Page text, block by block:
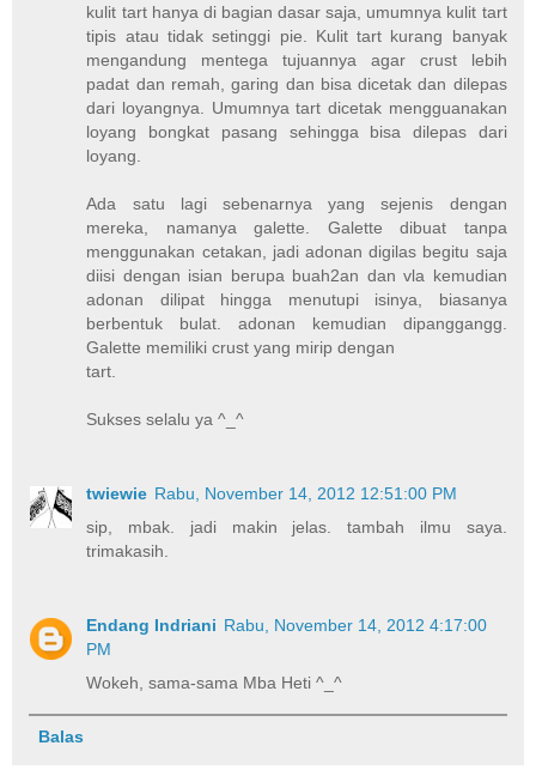
kulit tart hanya di bagian dasar saja, umumnya kulit tart
tipis atau tidak setinggi pie. Kulit tart kurang banyak
mengandung mentega tujuannya agar crust lebih
padat dan remah, garing dan bisa dicetak dan dilepas
dari loyangnya. Umumnya tart dicetak mengguanakan
loyang bongkat pasang sehingga bisa dilepas dari
loyang.
Ada satu lagi sebenarnya yang sejenis dengan
mereka, namanya galette. Galette dibuat tanpa
menggunakan cetakan, jadi adonan digilas begitu saja
diisi dengan isian berupa buah2an dan vla kemudian
adonan dilipat hingga menutupi isinya, biasanya
berbentuk bulat. adonan kemudian dipanggangg.
Galette memiliki crust yang mirip dengan
tart.
Sukses selalu ya ^_^
twiewie Rabu, November 14, 2012 12:51:00 PM
sip, mbak. jadi makin jelas. tambah ilmu saya.
trimakasih.
Endang Indriani Rabu, November 14, 2012 4:17:00
PM
Wokeh, sama-sama Mba Heti ^_^
Balas